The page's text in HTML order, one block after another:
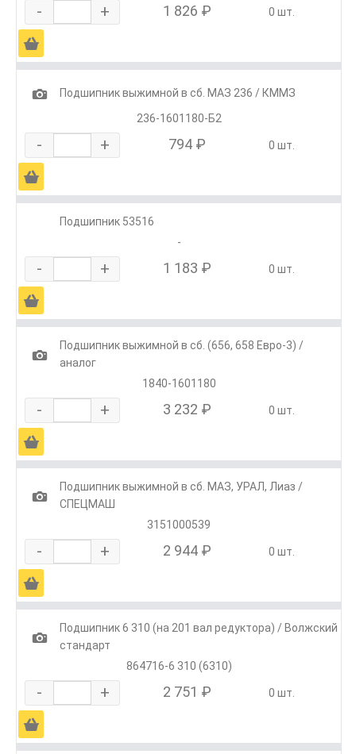
- + 1 826 ₽ 0 шт.
Ä
1
Подшипник выжимной в сб. МАЗ 236 / КММЗ
236-1601180-Б2
- + 794 ₽ 0 шт.
Ä
Подшипник 53516
-
- + 1 183 ₽ 0 шт.
Ä
1
Подшипник выжимной в сб. (656, 658 Евро-3) /
аналог
1840-1601180
- + 3 232 ₽ 0 шт.
Ä
1
Подшипник выжимной в сб. МАЗ, УРАЛ, Лиаз /
СПЕЦМАШ
3151000539
- + 2 944 ₽ 0 шт.
Ä
1
Подшипник 6 310 (на 201 вал редуктора) / Волжский
стандарт
864716-6 310 (6310)
- + 2 751 ₽ 0 шт.
Ä